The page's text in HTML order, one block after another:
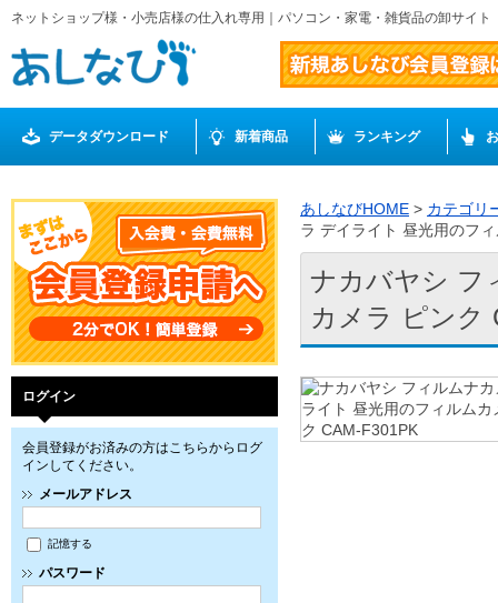
ネットショップ様・小売店様の仕入れ専用｜パソコン・家電・雑貨品の卸サイ
データダウンロード 新着商品 ランキング
ログイン
会員登録がお済みの方はこちらからログ
インしてください。
メールアドレス
記憶する
パスワード
あしなびHOME > カテゴリ
ラ デイライト 昼光用のフ
ナカバヤシ フ
カメラ ピンク